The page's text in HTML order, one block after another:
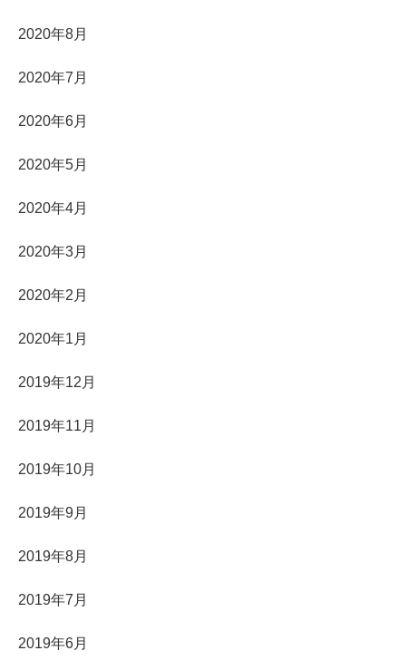
2020年8月
2020年7月
2020年6月
2020年5月
2020年4月
2020年3月
2020年2月
2020年1月
2019年12月
2019年11月
2019年10月
2019年9月
2019年8月
2019年7月
2019年6月